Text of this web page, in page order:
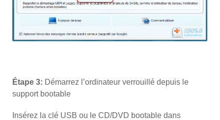
Étape 3: Démarrez l’ordinateur verrouillé depuis le
support bootable
Insérez la clé USB ou le CD/DVD bootable dans